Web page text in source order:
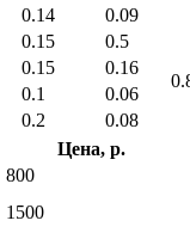
0.14 0.09
0.15
0.5
0.15
0.16
0.1
0.06
0.2
0.08
Цена, р.
800
1500